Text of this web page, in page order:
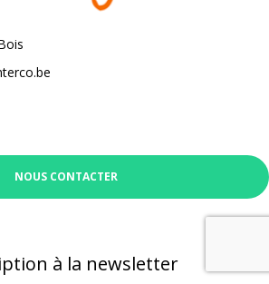
NOUS CONTACTER
à la newsletter